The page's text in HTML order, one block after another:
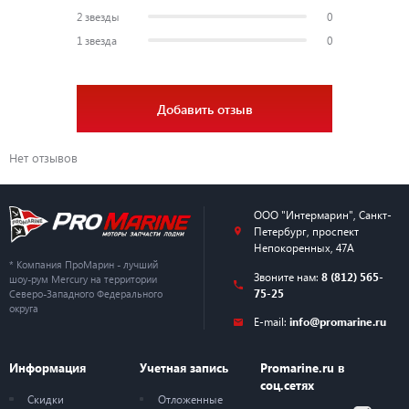
(стандартная опция)
редуктора
модель из доступных
Сертификация
ресурсам атмосферы (CARB)
Диаметр и ход 92 мм x 86 мм
Зажигание
управления SmartCraft PCM
2 звезды
0
1 звезда
0
Добавить отзыв
Нет отзывов
* Компания ПроМарин - лучший
шоу-рум Mercury на территории
Северо-Западного Федерального
округа
ООО "Интермарин" Санкт-
Петербург, проспект
Непокоренных, 47А
Звоните нам: 8 (812) 565-
75-25
E-mail: info@promarine.ru
Информация
Скидки
Учетная запись
Отложенные
Promarine.ru в
соц.сетях